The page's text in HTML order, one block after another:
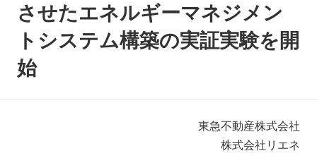
させたエネルギーマネジメン
トシステム構築の実証実験を開
始
東急不動産株式会社
株式会社リエネ